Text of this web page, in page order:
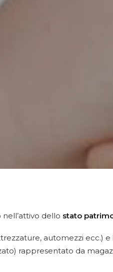
dello stato
automezzi ecc.) e
rappresentato da